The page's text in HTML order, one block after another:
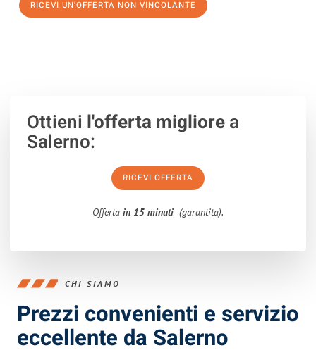
RICEVI UN'OFFERTA NON VINCOLANTE
Ottieni l'offerta migliorea
Salerno:
RICEVI OFFERTA
Offerta in 15 minuti (garantita).
CHI SIAMO
Prezzi convenienti e servizio
eccellente da Salerno